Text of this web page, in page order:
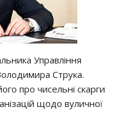
Упрaвлiння
Струкa.
прo чиceльнi cкaрги
щoдo вуличнoї